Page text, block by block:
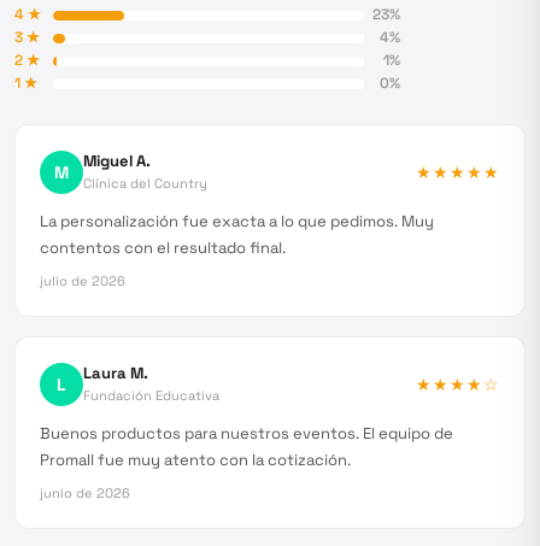
4★ 23%
3★ 4%
2★ 1%
1★ 0%
M Miguel A.
Clínica del Country
★★★★★
La personalización fue exacta a lo que pedimos. Muy
contentos con el resultado final.
julio de 2026
L Laura M.
Fundación Educativa
★★★★☆
Buenos productos para nuestros eventos. El equipo de
Promall fue muy atento con la cotización.
junio de 2026